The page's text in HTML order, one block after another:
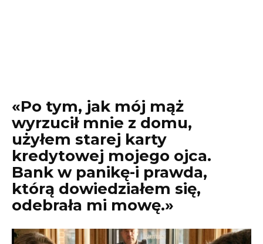
«Po tym, jak mój mąż
wyrzucił mnie z domu,
użyłem starej karty
kredytowej mojego ojca.
Bank w panikę-i prawda,
którą dowiedziałem się,
odebrała mi mowę.»